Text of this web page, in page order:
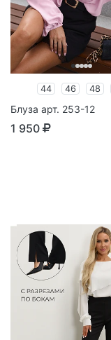
44 46 48
Блуза арт. 253-12
1 950